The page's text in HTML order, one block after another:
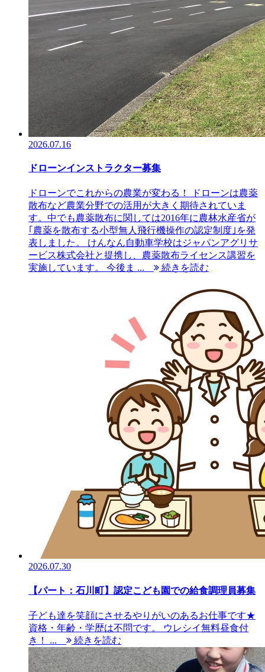
2026.07.16
ドローンインストラクター募集
ドローンでこれからの農業が変わる！ ドローンは農薬
散布など農業分野での活用が大きく期待されていま
す。中でも農薬散布に関しては2016年に農林水産省が
｢農薬を散布する小型無人飛行機操作の認定制度｣を発
表しました。 けんなん自動車学校はジャパンアグリサ
ービス株式会社と提携し、農薬散布ライセンス講習を
実施しています。 今後ま ...
続きを読む
2026.07.30
【パート：石川町】認定こども園での給食調理員募集
子ども達を笑顔にさせるやりがいのあるお仕事です★
資格・年齢・学歴は不問です。 ウレシイ無料昼食付
き！ ...
続きを読む